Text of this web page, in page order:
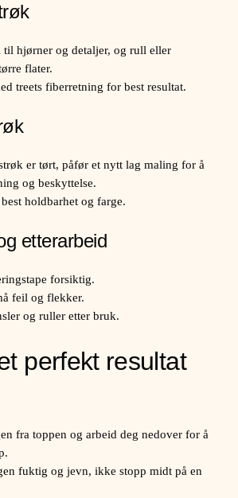
til hjørner og detaljer, og rull eller
flater.
treets fiberretning for best resultat.
er tørt, påfør et nytt lag maling for å
og beskyttelse.
holdbarhet og farge.
etterarbeid
forsiktig.
feil og flekker.
og ruller etter bruk.
perfekt resultat
fra toppen og arbeid deg nedover for å
fuktig og jevn, ikke stopp midt på en